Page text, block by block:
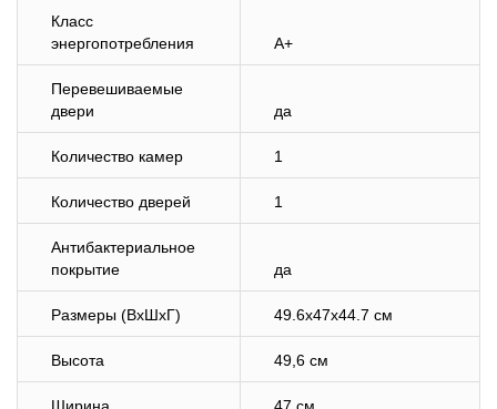
Класс
энергопотребления
A+
Перевешиваемые
двери
да
Количество камер 1
Количество дверей 1
Антибактериальное
покрытие
да
Размеры (ВхШхГ) 49.6х47х44.7 см
Высота 49,6 см